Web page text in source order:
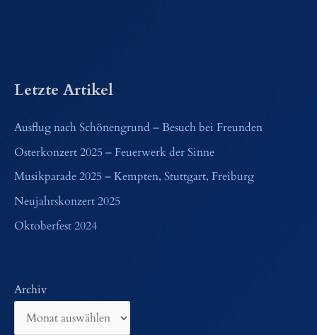
Letzte Artikel
Ausflug nach Schönengrund – Besuch bei Freunden
Osterkonzert 2025 – Feuerwerk der Sinne
Musikparade 2025 – Kempten, Stuttgart, Freiburg
Neujahrskonzert 2025
Oktoberfest 2024
Archiv